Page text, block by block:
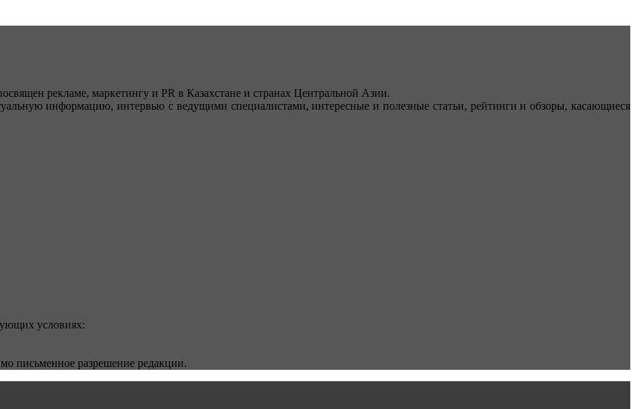
рекламе, маркетингу и PR в Казахстане и странах Центральной Азии.
информацию, интервью с ведущими специалистами, интересные и полезные статьи, рейтинги и обзоры, касающиеся
условиях:
письменное разрешение редакции.